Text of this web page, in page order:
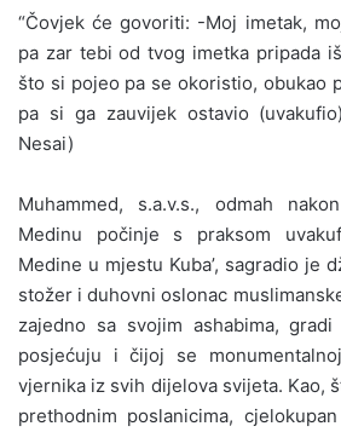
“Čovjek će govoriti: -Moj imetak,
pa zar tebi od tvog imetka pripada
što si pojeo pa se okoristio, obukao
pa si ga zauvijek ostavio
Nesai)
Muhammed, s.a.v.s., odmah
Medinu počinje s praksom
Medine u mjestu Kuba’, sagradio je
stožer i duhovni oslonac
zajedno sa svojim ashabima,
posjećuju i čijoj se
vjernika iz svih dijelova svijeta. Kao,
prethodnim poslanicima,